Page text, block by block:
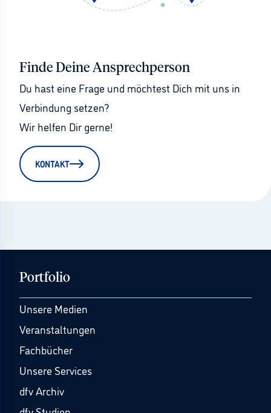
Finde Deine Ansprechperson
Du hast eine Frage und möchtest Dich mit uns in
Verbindung setzen?
Wir helfen Dir gerne!
KONTAKT
Portfolio
Unsere Medien
Veranstaltungen
Fachbücher
Unsere Services
dfv Archiv